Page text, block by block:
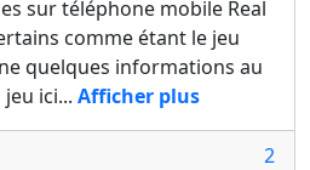
sur téléphone mobile Real
comme étant le jeu
quelques informations au
ici... Afficher plus
2